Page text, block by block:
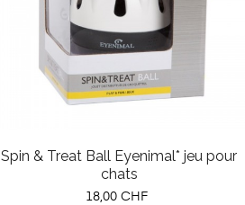
Spin & Treat Ball Eyenimal* jeu pour
chats
Prix
18,00 CHF